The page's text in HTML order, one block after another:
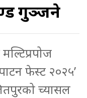
गुञ्जने
फेस्ट २०२५’
च्यासल